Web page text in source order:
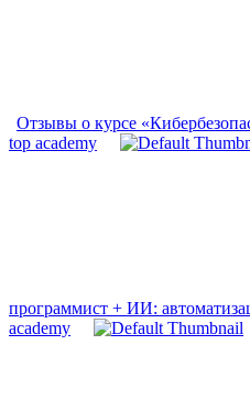
Отзывы о курсе
top academy
программист + ИИ:
academy